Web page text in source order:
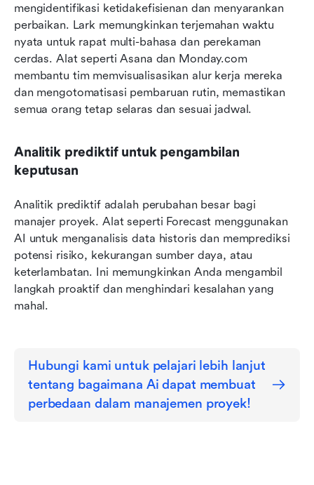
mengidentifikasi ketidakefisienan dan menyarankan
perbaikan. Lark memungkinkan terjemahan waktu
nyata untuk rapat multi-bahasa dan perekaman
cerdas. Alat seperti Asana dan Monday.com
membantu tim memvisualisasikan alur kerja mereka
dan mengotomatisasi pembaruan rutin, memastikan
semua orang tetap selaras dan sesuai jadwal.
Analitik prediktif untuk pengambilan
keputusan
Analitik prediktif adalah perubahan besar bagi
manajer proyek. Alat seperti Forecast menggunakan
AI untuk menganalisis data historis dan memprediksi
potensi risiko, kekurangan sumber daya, atau
keterlambatan. Ini memungkinkan Anda mengambil
langkah proaktif dan menghindari kesalahan yang
mahal.
Hubungi kami untuk pelajari lebih lanjut
tentang bagaimana Ai dapat membuat
perbedaan dalam manajemen proyek!